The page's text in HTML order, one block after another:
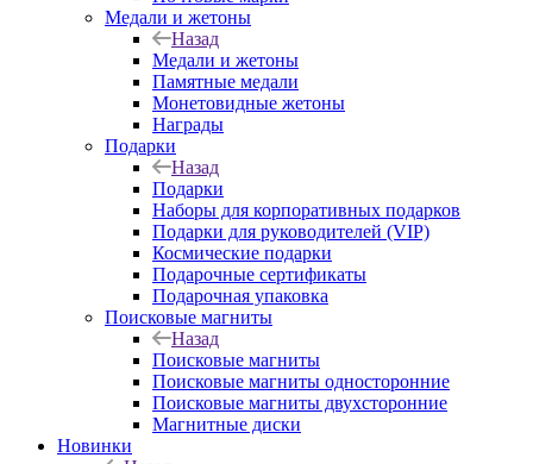
Медали и жетоны
Назад
Медали и жетоны
Памятные медали
Монетовидные жетоны
Награды
Подарки
Назад
Подарки
Наборы для корпоративных подарков
Подарки для руководителей (VIP)
Космические подарки
Подарочные сертификаты
Подарочная упаковка
Поисковые магниты
Назад
Поисковые магниты
Поисковые магниты односторонние
Поисковые магниты двухсторонние
Магнитные диски
Новинки